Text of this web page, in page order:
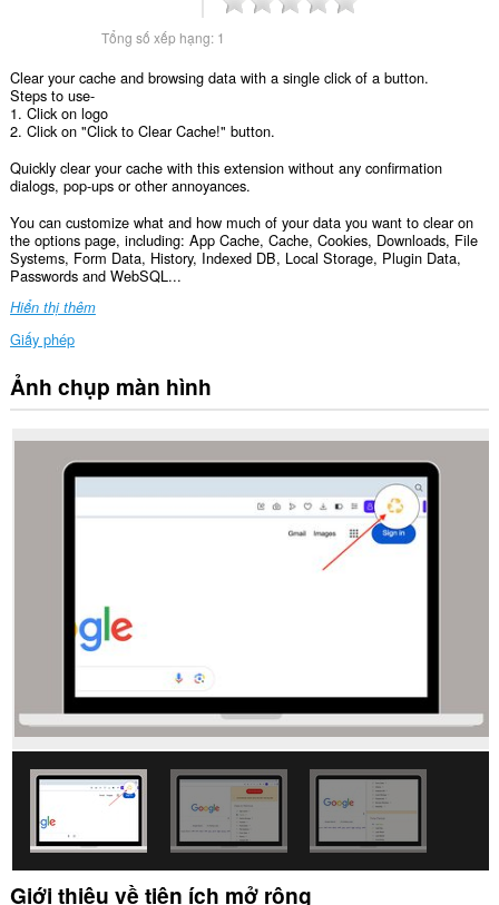
Tổng số xếp hạng: 1
Clear your cache and browsing data with a single click of a button.
Steps to use-
1. Click on logo
2. Click on "Click to Clear Cache!" button.
Quickly clear your cache with this extension without any confirmation
dialogs, pop-ups or other annoyances.
You can customize what and how much of your data you want to clear on
the options page, including: App Cache, Cache, Cookies, Downloads, File
Systems, Form Data, History, Indexed DB, Local Storage, Plugin Data,
Passwords and WebSQL...
Hiển thị thêm
Giấy phép
This
extension
clear
browsing
Ảnh chụp màn hình
Giới thiệu về tiện ích mở rộng